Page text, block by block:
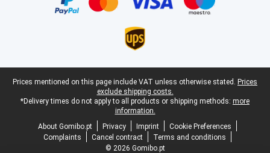
Legal footer
Prices mentioned on this page include VAT unless otherwise stated. Prices
exclude shipping costs.
*Delivery times do not apply to all products or shipping methods: more
information.
About Gomibo.pt
Privacy Imprint
Cookie Preferences
Complaints
Cancel contract
Terms and conditions
© 2026 Gomibo.pt